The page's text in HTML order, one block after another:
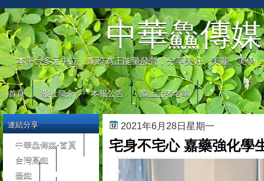
中華鱻傳媒
本平台多元中立，期盼為正能量發聲，分享美好、美麗、美學
首頁 報社簡介 本報公告 線上記者名單
2021年6月28日星期一
宅身不宅心 嘉藥強化學
連結分享
中華鱻傳媒-首頁
台灣高鐵
臺鐵